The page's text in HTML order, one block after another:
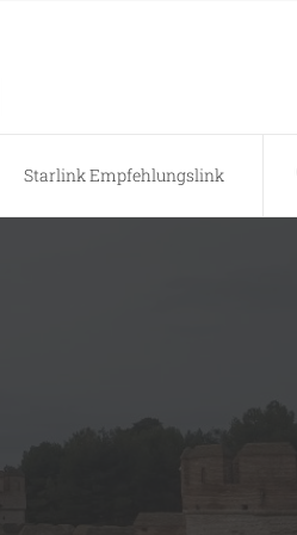
Starlink Empfehlungslink